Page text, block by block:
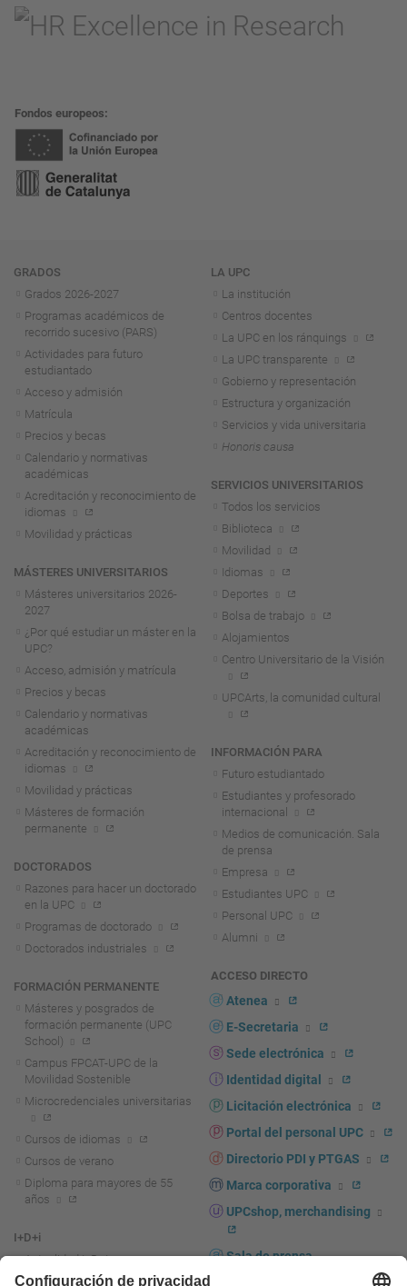
Fondos europeos
Navegación
GRADOS
Grados 2026-2027
Programas académicos de
recorrido sucesivo (PARS)
Actividades para futuro
estudiantado
Acceso y admisión
Matrícula
Precios y becas
Calendario y normativas
académicas
Acreditación y reconocimiento de
idiomas
Movilidad y prácticas
MÁSTERES UNIVERSITARIOS
Másteres universitarios 2026-
2027
¿Por qué estudiar un máster en la
UPC?
Acceso, admisión y matrícula
Precios y becas
Calendario y normativas
académicas
Acreditación y reconocimiento de
idiomas
Movilidad y prácticas
Másteres de formación
permanente
DOCTORADOS
Razones para hacer un doctorado
en la UPC
Programas de doctorado
Doctorados industriales
FORMACIÓN PERMANENTE
Másteres y posgrados de
formación permanente (UPC
School)
Campus FPCAT-UPC de la
Movilidad Sostenible
Microcredenciales universitarias
Cursos de idiomas
Cursos de verano
Diploma para mayores de 55
años
I+D+i
Actualidad I+D+I
La investigación en la UPC
LA UPC
La institución
Centros docentes
La UPC en los ránquings
La UPC transparente
Gobierno y representación
Estructura y organización
Servicios y vida universitaria
Honoris causa
SERVICIOS UNIVERSITARIOS
Todos los servicios
Biblioteca
Movilidad
Idiomas
Deportes
Bolsa de trabajo
Alojamientos
Centro Universitario de la Visión
UPCArts, la comunidad cultural
INFORMACIÓN PARA
Futuro estudiantado
Estudiantes y profesorado
internacional
Medios de comunicación. Sala
de prensa
Empresa
Estudiantes UPC
Personal UPC
Alumni
ACCESO DIRECTO
Atenea
E-Secretaria
Sede electrónica
Identidad digital
Licitación electrónica
Portal del personal UPC
Directorio PDI y PTGAS
Marca corporativa
UPCshop, merchandising
Sala de prensa